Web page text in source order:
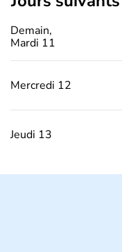
Demain,
Mardi 11
Mercredi 12
Jeudi 13